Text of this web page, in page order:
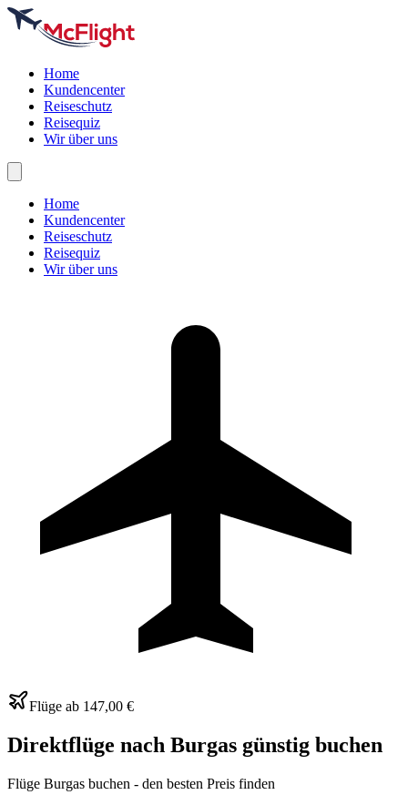
Home
Kundencenter
Reiseschutz
Reisequiz
Wir über uns
Home
Kundencenter
Reiseschutz
Reisequiz
Wir über uns
Flüge ab 147,00 €
Direktflüge nach Burgas günstig buchen
Flüge Burgas buchen - den besten Preis finden